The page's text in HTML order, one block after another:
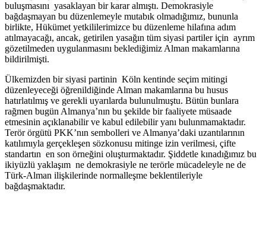
buluşmasını yasaklayan bir karar almıştı. Demokrasiyle
bağdaşmayan bu düzenlemeyle mutabık olmadığımız, bununla
birlikte, Hükümet yetkililerimizce bu düzenleme hilafına adım
atılmayacağı, ancak, getirilen yasağın tüm siyasi partiler için ayrım
gözetilmeden uygulanmasını beklediğimiz Alman makamlarına
bildirilmişti.
Ülkemizden bir siyasi partinin Köln kentinde seçim mitingi
düzenleyeceği öğrenildiğinde Alman makamlarına bu husus
hatırlatılmış ve gerekli uyarılarda bulunulmuştu. Bütün bunlara
rağmen bugün Almanya’nın bu şekilde bir faaliyete müsaade
etmesinin açıklanabilir ve kabul edilebilir yanı bulunmamaktadır.
Terör örgütü PKK’nın sembolleri ve Almanya’daki uzantılarının
katılımıyla gerçekleşen sözkonusu mitinge izin verilmesi, çifte
standartın en son örneğini oluşturmaktadır. Şiddetle kınadığımız bu
ikiyüzlü yaklaşım ne demokrasiyle ne terörle mücadeleyle ne de
Türk-Alman ilişkilerinde normalleşme beklentileriyle
bağdaşmaktadır.